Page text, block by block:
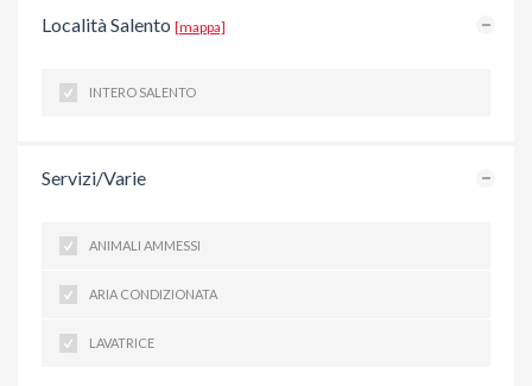
Località Salento [mappa]
INTERO SALENTO
Servizi/Varie
ANIMALI AMMESSI
ARIA CONDIZIONATA
LAVATRICE